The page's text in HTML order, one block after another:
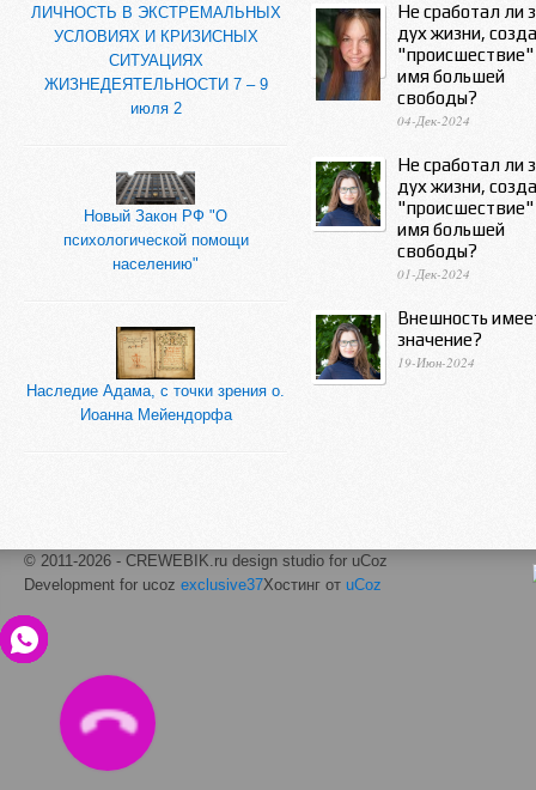
ЛИЧНОСТЬ В ЭКСТРЕМАЛЬНЫХ
УСЛОВИЯХ И КРИЗИСНЫХ
СИТУАЦИЯХ
ЖИЗНЕДЕЯТЕЛЬНОСТИ 7 – 9
июля 2
Новый Закон РФ "О
психологической помощи
населению"
Наследие Адама, с точки зрения о.
Иоанна Мейендорфа
Не сработал ли
дух жизни,
"происшествие"
имя большей
свободы?
04-Дек-2024
Не сработал ли
дух жизни,
"происшествие"
имя большей
свободы?
01-Дек-2024
Внешность
значение?
19-Июн-2024
© 2011-2026 - CREWEBIK.ru design studio for uCoz
Development for ucoz exclusive37Хостинг от uCoz
ЗАКАЗАТЬ
ЗВОНОК